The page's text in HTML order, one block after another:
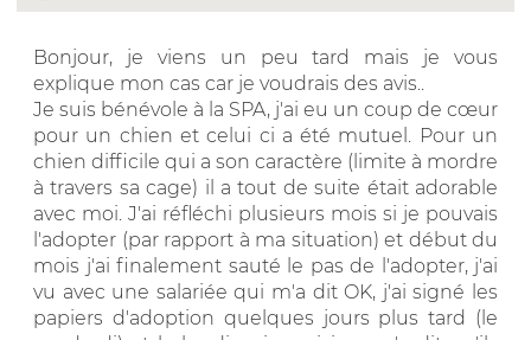
Bonjour, je viens un peu tard mais je vous
explique mon cas car je voudrais des avis..
Je suis bénévole à la SPA, j'ai eu un coup de cœur
pour un chien et celui ci a été mutuel. Pour un
chien difficile qui a son caractère (limite à mordre
à travers sa cage) il a tout de suite était adorable
avec moi. J'ai réfléchi plusieurs mois si je pouvais
l'adopter (par rapport à ma situation) et début du
mois j'ai finalement sauté le pas de l'adopter, j'ai
vu avec une salariée qui m'a dit OK, j'ai signé les
papiers d'adoption quelques jours plus tard (le